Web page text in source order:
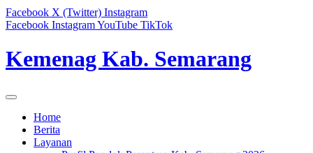
Facebook X (Twitter) Instagram
Facebook InstagramYouTube TikTok
Kemenag Kab. Semarang
Home
Berita
Layanan